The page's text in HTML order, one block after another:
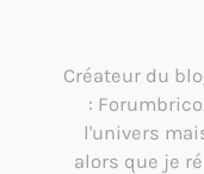
Créateur du
:
l'univers
alors que je